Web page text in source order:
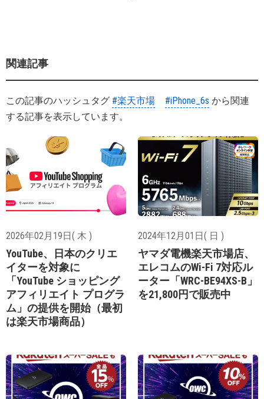
関連記事
この記事のハッシュタグ #楽天市場 #iPhone_6s から関連
する記事を表示しています。
2026年02月19日( 木 )
YouTube、日本のクリエ
イターを対象に
「YouTube ショッピング
アフィリエイト プログラ
ム」の提供を開始（最初
は楽天市場商品）
2024年12月01日( 日 )
ヤマダ電機楽天市場店、
エレコムのWi-Fi 7対応ル
ーター「WRC-BE94XS-B」
を21,800円で販売中